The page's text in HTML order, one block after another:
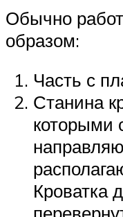
Обычно
образом:
Часть с
Станина
которыми
Кроватка